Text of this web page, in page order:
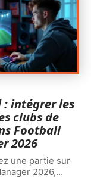
: intégrer les
clubs de
Football
2026
une partie sur
2026,…